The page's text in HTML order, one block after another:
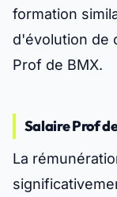
formation
d'évolution de
Prof de BMX.
Salaire Prof
La